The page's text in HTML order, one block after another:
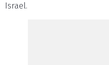
Israel.